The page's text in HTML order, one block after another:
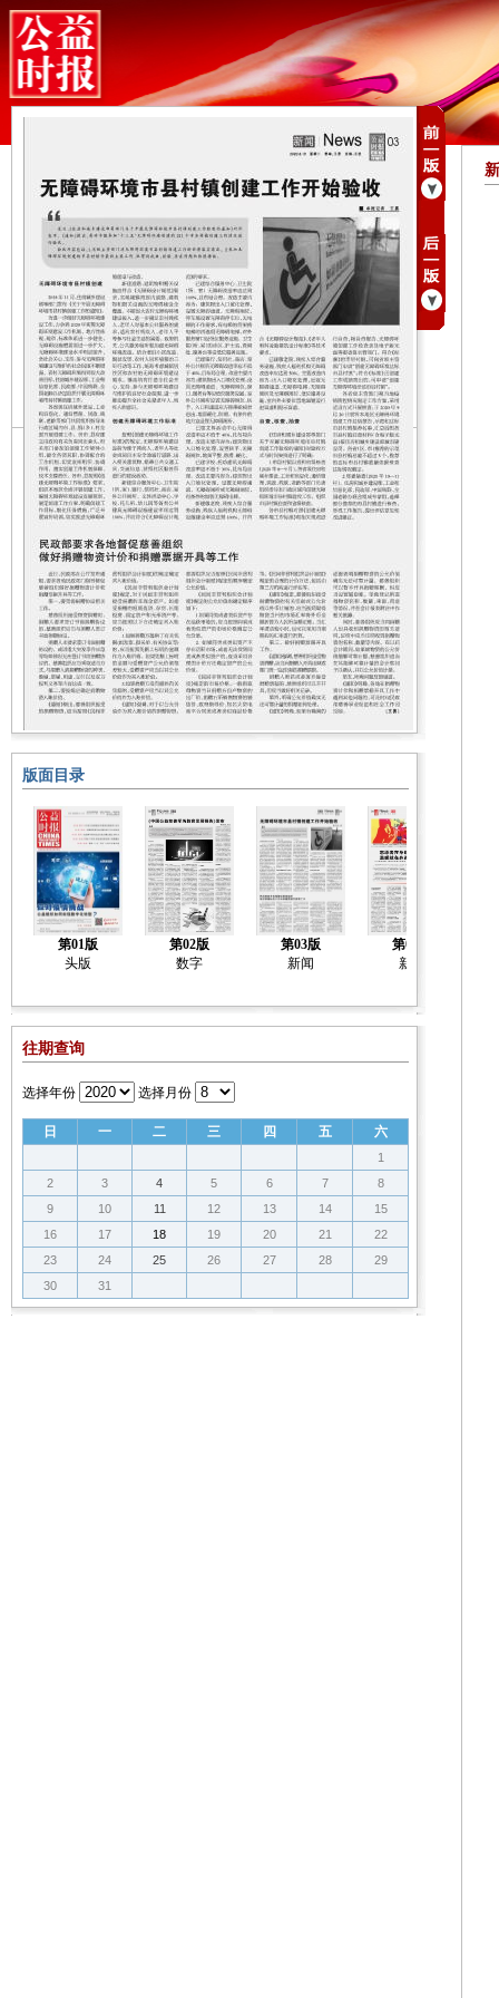
版面目录
第01版
头版
第02版
数字
第03版
新闻
第04版
新闻
往期查询
选择年份 选择月份
日 一 二 三 四 五 六
1
2
3 4 5 6 7
8
9
10 11 12 13 14
15
16
17 18 19 20 21
22
23
24 25 26 27 28
29
30
31